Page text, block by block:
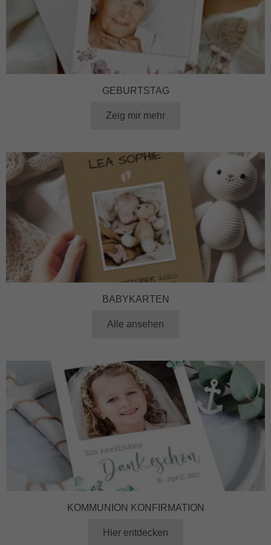
GEBURTSTAG
Zeig mir mehr
BABYKARTEN
Alle ansehen
KOMMUNION KONFIRMATION
Hier entdecken